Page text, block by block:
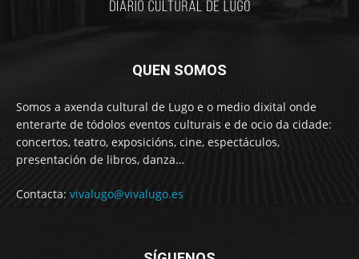
QUEN SOMOS
Somos a axenda cultural de Lugo e o medio dixital onde
enterarte de tódolos eventos culturais e de ocio da cidade:
concertos, teatro, exposicións, cine, espectáculos,
presentación de libros, danza…
Contacta: vivalugo@vivalugo.es